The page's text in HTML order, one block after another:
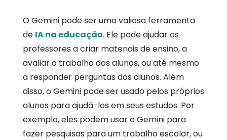
O Gemini pode ser uma valiosa ferramenta
de IA na educação. Ele pode ajudar os
professores a criar materiais de ensino, a
avaliar o trabalho dos alunos, ou até mesmo
a responder perguntas dos alunos. Além
disso, o Gemini pode ser usado pelos próprios
alunos para ajudá-los em seus estudos. Por
exemplo, eles podem usar o Gemini para
fazer pesquisas para um trabalho escolar, ou